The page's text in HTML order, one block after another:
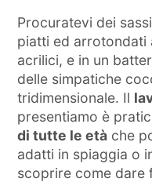
Procuratevi dei
piatti ed arrotondati
acrilici, e in un
delle simpatiche
tridimensionale. Il
presentiamo è
di tutte le età che
adatti in spiaggia o
scoprire come dare